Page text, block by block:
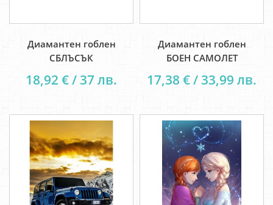
Диамантен гоблен
СБЛЪСЪК
18,92 € / 37 лв.
Диамантен гоблен
БОЕН САМОЛЕТ
17,38 € / 33,99 лв.